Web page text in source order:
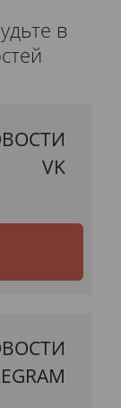
в
VK